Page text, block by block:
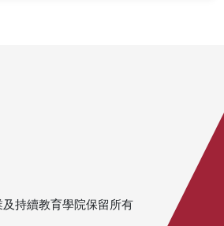
持續教育學院保留所有